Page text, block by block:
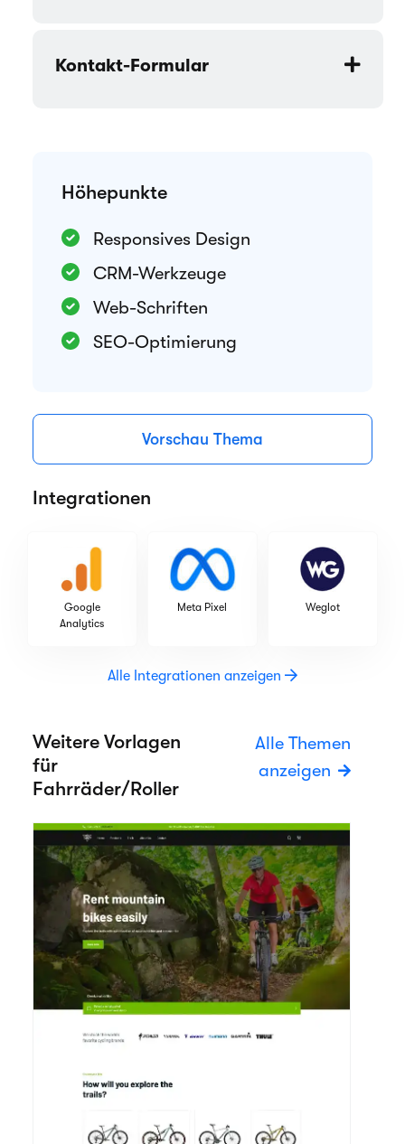
Kontakt-Formular
Höhepunkte
Responsives Design
CRM-Werkzeuge
Web-Schriften
SEO-Optimierung
Vorschau Thema
Integrationen
Google
Analytics
Meta Pixel Weglot
Alle Integrationen anzeigen
Weitere Vorlagen
für
Fahrräder/Roller
Alle Themen
anzeigen